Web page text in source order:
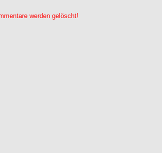
werden gelöscht!